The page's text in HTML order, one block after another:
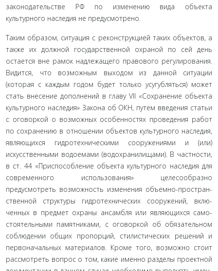
законодательстве РФ по изменению вида объекта
культурного наследия не предусмотрено.
Таким образом, ситуация с реконструкцией таких объ­ектов, а
также их должной государственной охраной по сей день
остается вне рамок надлежащего правового регулирова­ния.
Видится, что возможным выходом из данной ситуации
(которая с каждым годом будет только усугубляться) может
стать внесение дополнений в главу VII «Сохранение объек­та
культурного наследия» Закона об ОКН, путем введения статьи
с оговоркой о возможных особенностях проведения работ
по сохранению в отношении объектов культурного наследия,
являющихся гидротехническими сооружениями и (или)
искусственными водоемами (водохранилищами). В частности,
в ст. 44 «Приспособление объекта культурного наследия для
современного использования» целесообразно
предусмотреть возможность изменения объемно-простран­
ственной структуры гидротехнических сооружений, вклю­
ченных в предмет охраны ансамбля или являющихся само­
стоятельными памятниками, с оговоркой об обязательном
соблюдении общих пропорций, стилистических решений и
первоначальных материалов. Кроме того, возможно стоит
рассмотреть вопрос о том, какие именно разделы проектной